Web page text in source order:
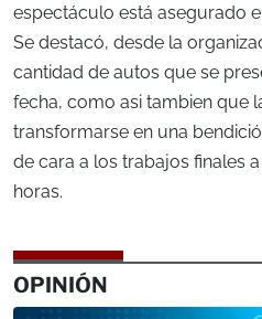
espectáculo está asegurado
Se destacó, desde la
cantidad de autos que se
fecha, como asi tambien que
transformarse en una
de cara a los trabajos finales
horas.
OPINIÓN